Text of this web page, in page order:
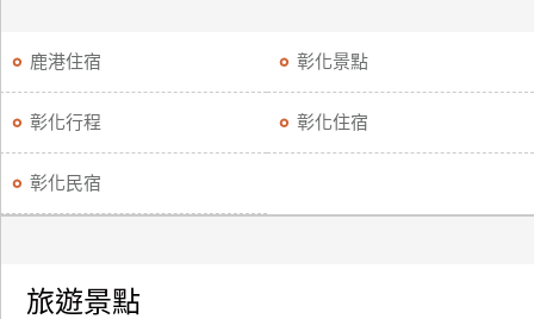
品
宣
傳
鹿港住宿 彰化景點
彰化行程 彰化住宿
彰化民宿
旅遊景點